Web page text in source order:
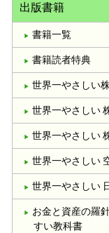
出版書籍
書籍一覧
書籍読者特典
世界一やさしい
世界一やさしい
世界一やさしい
世界一やさしい
世界一やさしい
お金と資産の羅
すい教科書